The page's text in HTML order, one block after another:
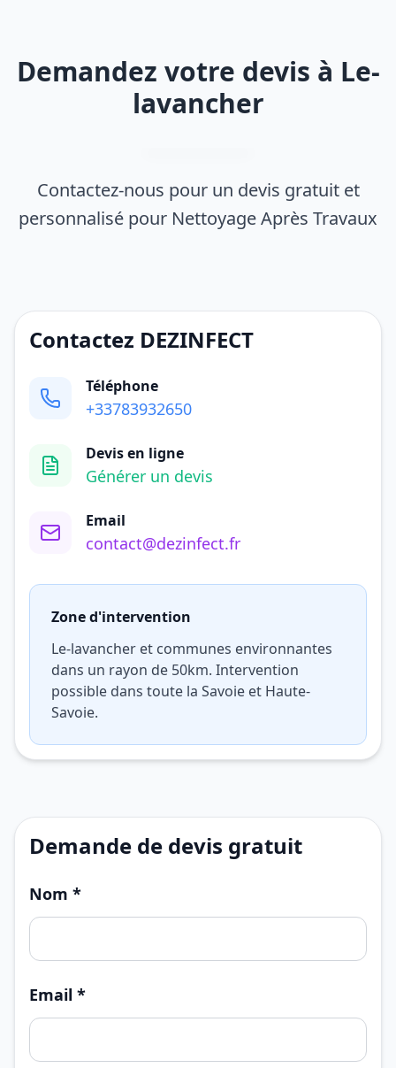
Demandez votre devis à Le-
lavancher
Contactez-nous pour un devis gratuit et
personnalisé pour Nettoyage Après Travaux
Contactez DEZINFECT
Téléphone
+33783932650
Devis en ligne
Générer un devis
Email
contact@dezinfect.fr
Zone d'intervention
Le-lavancher et communes environnantes
dans un rayon de 50km. Intervention
possible dans toute la Savoie et Haute-
Savoie.
Demande de devis gratuit
Nom *
Email *